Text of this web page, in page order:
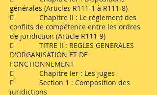
générales (Articles R111-1 à R111-8)
 Chapitre II : Le règlement des
conflits de compétence entre les ordres
de juridiction (Article R111-9)
 TITRE II : REGLES GENERALES
D'ORGANISATION ET DE
FONCTIONNEMENT
 Chapitre Ier : Les juges
 Section 1 : Composition des
juridictions